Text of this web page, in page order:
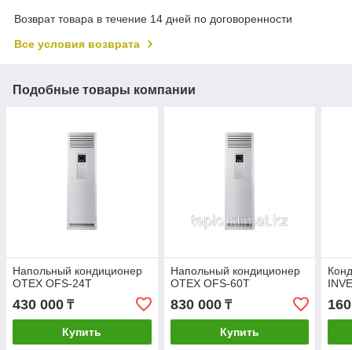
Возврат товара в течение 14 дней по договоренности
Все условия возврата
Подобные товары компании
Напольный кондиционер
OTEX OFS-24T
430 000 ₸
Купить
Напольный кондиционер
OTEX OFS-60T
830 000₸
Купить